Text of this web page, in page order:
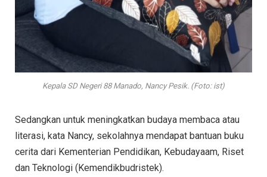
Kepala SD Negeri 88 Manado, Nancy Pesik. (Foto: ist)
Sedangkan untuk meningkatkan budaya membaca atau
literasi, kata Nancy, sekolahnya mendapat bantuan buku
cerita dari Kementerian Pendidikan, Kebudayaam, Riset
dan Teknologi (Kemendikbudristek).